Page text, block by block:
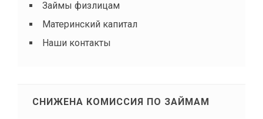
Займы физлицам
Материнский капитал
Наши контакты
СНИЖЕНА КОМИССИЯ ПО ЗАЙМАМ